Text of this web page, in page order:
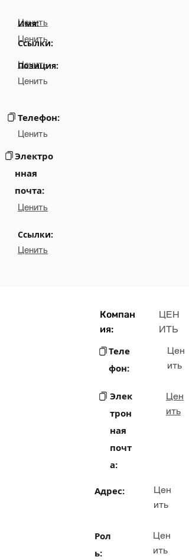
Ценить
Ссылки:
Ценить
Имя:
Ценить
Позиция:
Ценить
Телефон:
Ценить
Электро
нная
почта:
Ценить
Ссылки:
Ценить
Компан
ия:
ЦЕН
ИТЬ
Теле
фон:
Цен
ить
Элек
трон
ная
почт
а:
Цен
ить
Адрес:
Цен
ить
Рол
ь:
Цен
ить